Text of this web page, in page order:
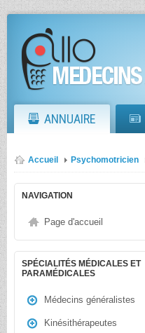
ANNUAIRE
Accueil Psychomotricien
NAVIGATION
Page d'accueil
SPÉCIALITÉS MÉDICALES ET
PARAMÉDICALES
Médecins généralistes
Kinésithérapeutes